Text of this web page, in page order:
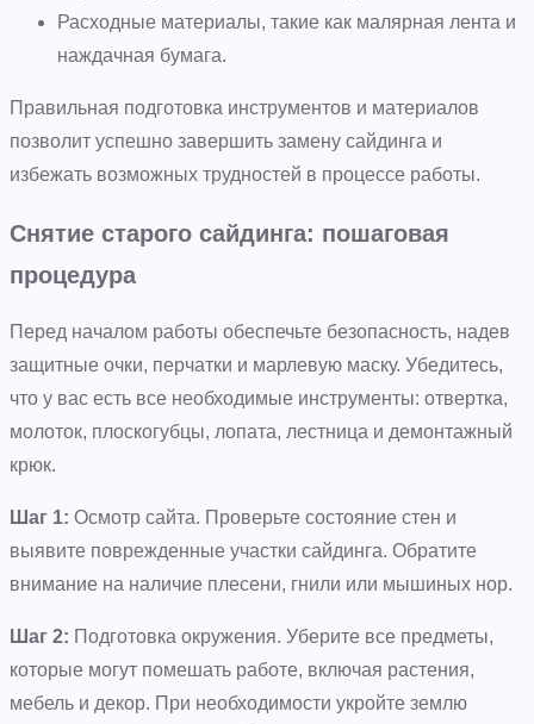
Расходные материалы, такие как малярная лента и
наждачная бумага.
Правильная подготовка инструментов и материалов
позволит успешно завершить замену сайдинга и
избежать возможных трудностей в процессе работы.
Снятие старого сайдинга: пошаговая
процедура
Перед началом работы обеспечьте безопасность, надев
защитные очки, перчатки и марлевую маску. Убедитесь,
что у вас есть все необходимые инструменты: отвертка,
молоток, плоскогубцы, лопата, лестница и демонтажный
крюк.
Шаг 1: Осмотр сайта. Проверьте состояние стен и
выявите поврежденные участки сайдинга. Обратите
внимание на наличие плесени, гнили или мышиных нор.
Шаг 2: Подготовка окружения. Уберите все предметы,
которые могут помешать работе, включая растения,
мебель и декор. При необходимости укройте землю